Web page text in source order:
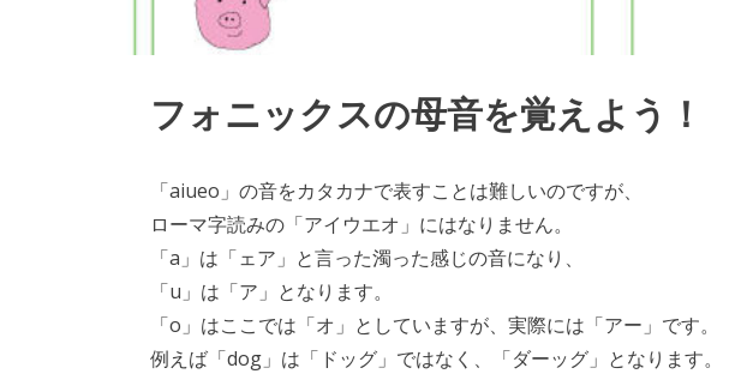
フォニックスの母音を覚えよう！
「aiueo」の音をカタカナで表すことは難しいのですが、
ローマ字読みの「アイウエオ」にはなりません。
「a」は「ェア」と言った濁った感じの音になり、
「u」は「ア」となります。
「o」はここでは「オ」としていますが、実際には「アー」です。
例えば「dog」は「ドッグ」ではなく、「ダーッグ」となります。